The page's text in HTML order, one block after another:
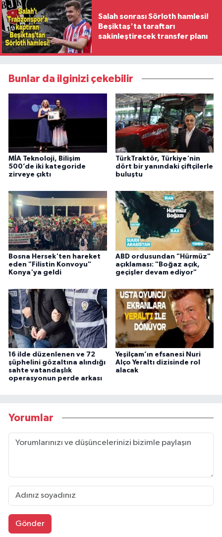
Salah sonrası Sörloth hamlesi!
Beşiktaş'ta taraftarı
sakinleştirecek transfer planı
Bunlar da ilginizi çekebilir
MİA Teknoloji, Bilişim
500’de iki kategoride
zirveye çıktı
TürkTraktör, Türkiye'nin
dört bir yanındaki çiftçilerle
buluştu
Bosna Hersek'ten hareket
eden "Filistin Konvoyu"
Konya'ya geldi
ABD ordusundan "Hürmüz"
açıklaması: "Boğaz açık,
geçişler devam ediyor"
16 ilde düzenlenen ve 72
şüphelini gözaltına alındığı
sahte vatandaşlık
operasyonun perde arkası
Yeşilçam’ın efsanesi Nuri
Alço Yeraltı dizisinde rol
alacak
Yorumlar
Gönder